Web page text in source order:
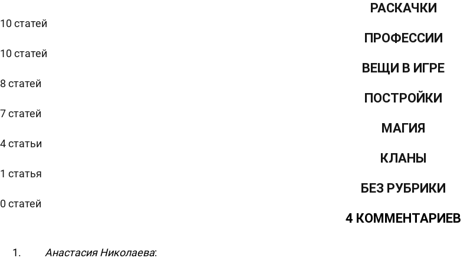
РАСКАЧКИ
10 статей
ПРОФЕССИИ
10 статей
ВЕЩИ В ИГРЕ
8 статей
ПОСТРОЙКИ
7 статей
МАГИЯ
4 статьи
КЛАНЫ
1 статья
БЕЗ РУБРИКИ
0 статей
4 КОММЕНТАРИЕВ
Анастасия Николаева: